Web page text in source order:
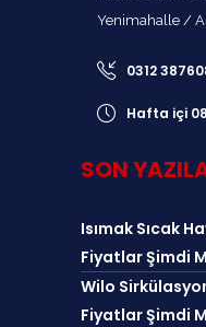
Yenimahalle /
0312
Hafta içi
SON
Isımak Sıcak
Fiyatlar Şimdi
Wilo
Fiyatlar Şimdi